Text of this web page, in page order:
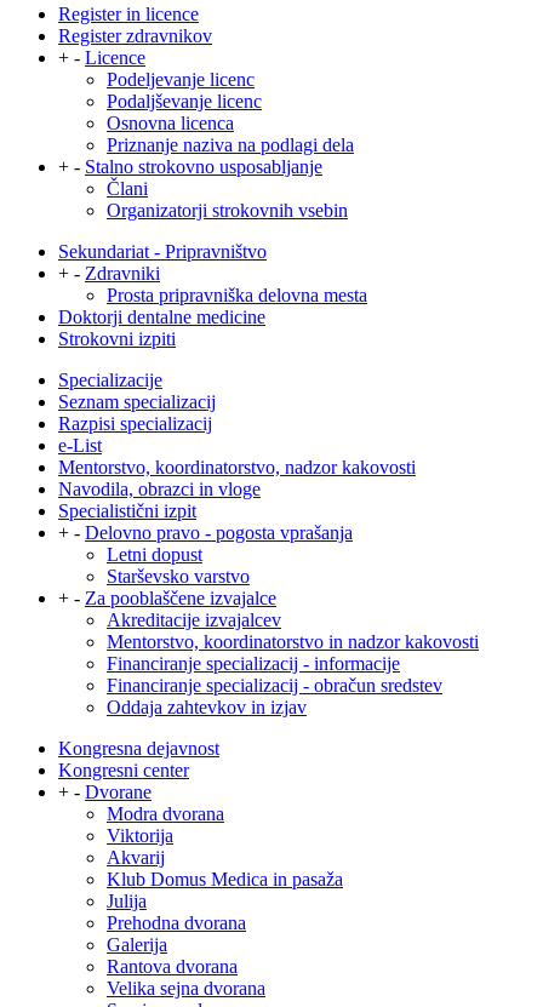
Register in licence
Register zdravnikov
+ - Licence
Podeljevanje licenc
Podaljševanje licenc
Osnovna licenca
Priznanje naziva na podlagi dela
+ - Stalno strokovno usposabljanje
Člani
Organizatorji strokovnih vsebin
Sekundariat - Pripravništvo
+ - Zdravniki
Prosta pripravniška delovna mesta
Doktorji dentalne medicine
Strokovni izpiti
Specializacije
Seznam specializacij
Razpisi specializacij
e-List
Mentorstvo, koordinatorstvo, nadzor kakovosti
Navodila, obrazci in vloge
Specialistični izpit
+ - Delovno pravo - pogosta vprašanja
Letni dopust
Starševsko varstvo
+ - Za pooblaščene izvajalce
Akreditacije izvajalcev
Mentorstvo, koordinatorstvo in nadzor kakovosti
Financiranje specializacij - informacije
Financiranje specializacij - obračun sredstev
Oddaja zahtevkov in izjav
Kongresna dejavnost
Kongresni center
+ - Dvorane
Modra dvorana
Viktorija
Akvarij
Klub Domus Medica in pasaža
Julija
Prehodna dvorana
Galerija
Rantova dvorana
Velika sejna dvorana